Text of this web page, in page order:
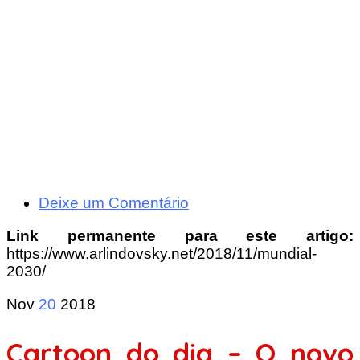
Deixe um Comentário
Link permanente para este artigo:
https://www.arlindovsky.net/2018/11/mundial-
2030/
Nov 20 2018